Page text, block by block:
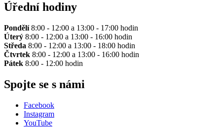
Úřední hodiny
Pondělí8:00 - 12:00 a 13:00 - 17:00 hodin
Úterý 8:00 - 12:00 a 13:00 - 16:00 hodin
Středa 8:00 - 12:00 a 13:00 - 18:00 hodin
Čtvrtek 8:00 - 12:00 a 13:00 - 16:00 hodin
Pátek 8:00 - 12:00 hodin
Spojte se s námi
Facebook
Instagram
YouTube